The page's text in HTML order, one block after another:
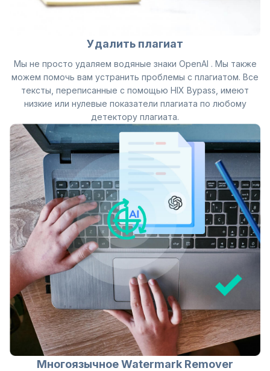
Удалить плагиат
Мы не просто удаляем водяные знаки OpenAI . Мы также
можем помочь вам устранить проблемы с плагиатом. Все
тексты, переписанные с помощью HIX Bypass, имеют
низкие или нулевые показатели плагиата по любому
детектору плагиата.
Многоязычное Watermark Remover